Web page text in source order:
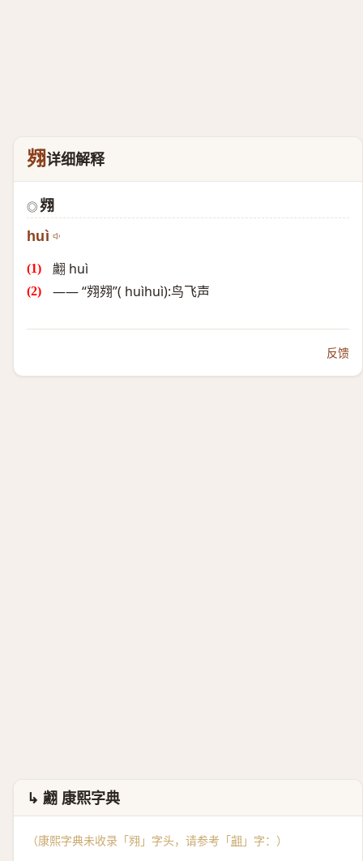
翙详细解释
◎ 翙
huì
翽 huì
—— “翙翙”( huìhuì):鸟飞声
反馈
↳ 翽 康熙字典
（康熙字典未收录「翙」字头，请参考「翽 」字：）